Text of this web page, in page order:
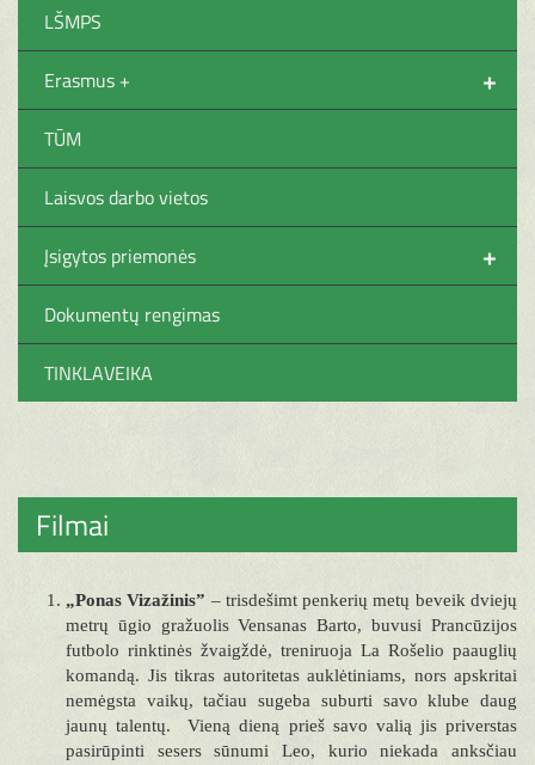
LŠMPS
+
Erasmus +
TŪM
Laisvos darbo vietos
+
Įsigytos priemonės
Dokumentų rengimas
TINKLAVEIKA
Filmai
„Ponas Vizažinis” – trisdešimt penkerių metų beveik dviejų
metrų ūgio gražuolis Vensanas Barto, buvusi Prancūzijos
futbolo rinktinės žvaigždė, treniruoja La Rošelio paauglių
komandą. Jis tikras autoritetas auklėtiniams, nors apskritai
nemėgsta vaikų, tačiau sugeba suburti savo klube daug
jaunų talentų. Vieną dieną prieš savo valią jis priverstas
pasirūpinti sesers sūnumi Leo, kurio niekada anksčiau